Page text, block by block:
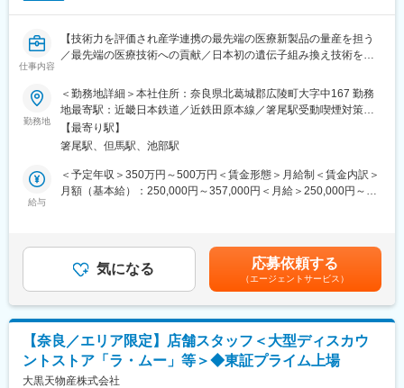
・法人営業
・運送会社勤務
・配車担当
・整備士
・中古車販売
・トラックディーラー
変更の範囲：会社の定める業務
仕事内容
【技術力を評価され産学連携の最先端の医療新製品の量産を担う
／最先端の医療技術への貢献／日本初の遺伝子組み換え技術を用
・三洋化成工業株式会社／京都大学医学部と共に共同開発を行っ
た新製品の量産に向けて、2025年冬に新工場を設立予定。 最先端
の研究から開発される製品の製造部門を担っていただきます。
■仕事の内容：
・医療機器の製造業務
・衛生管理
・SOPの作成 など
傷)の治療に使用されます。従来の製品は動物性材料を用いていた
ことから、慢性創傷の治療には不向きでしたが、本製品は人工た
んぱくを用いることで、従来治療の課題を解決することが出来ま
勤務地
＜勤務地詳細＞本社住所：奈良県北葛城郡広陵町大字中167 勤務
地最寄駅：近畿日本鉄道／近鉄田原本線／箸尾駅受動喫煙対策：
屋内全面禁煙
【最寄り駅】
箸尾駅、但馬駅、池部駅
給与
＜予定年収＞350万円～500万円＜賃金形態＞月給制＜賃金内訳＞
月額（基本給）：250,000円～357,000円＜月給＞250,000円～
があります。月給(月額)は固定手当を含めた表記です。
気になる 応募依頼する
（エージェントサービス）
【奈良／エリア限定】店舗スタッフ＜大型ディスカウ
ントストア「ラ・ムー」等＞◆東証プライム上場
大黒天物産株式会社